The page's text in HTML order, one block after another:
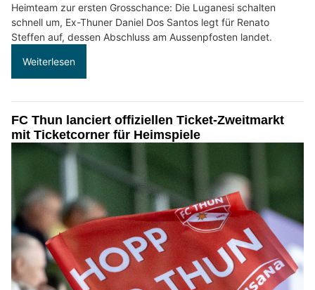
Heimteam zur ersten Grosschance: Die Luganesi schalten
schnell um, Ex-Thuner Daniel Dos Santos legt für Renato
Steffen auf, dessen Abschluss am Aussenpfosten landet.
Weiterlesen
FC Thun lanciert offiziellen Ticket-Zweitmarkt
mit Ticketcorner für Heimspiele